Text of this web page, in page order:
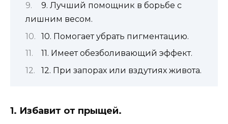
9. Лучший помощник в борьбе с
лишним весом.
10. Помогает убрать пигментацию.
11. Имеет обезболивающий эффект.
12. При запорах или вздутиях живота.
1. Избавит от прыщей.